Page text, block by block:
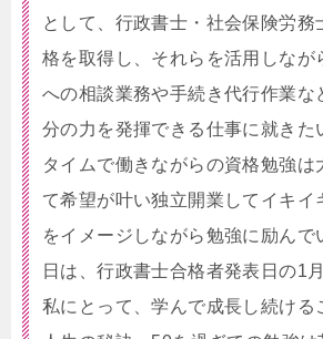
として、行政書士・社会保険労務
格を取得し、それらを活用しなが
への相談業務や手続き代行作業な
分の力を発揮できる仕事に就きた
タイムで働きながらの資格勉強は
て希望が叶い独立開業してイキイ
をイメージしながら勉強に励んで
日は、行政書士合格者発表日の1
私にとって、学んで成長し続ける